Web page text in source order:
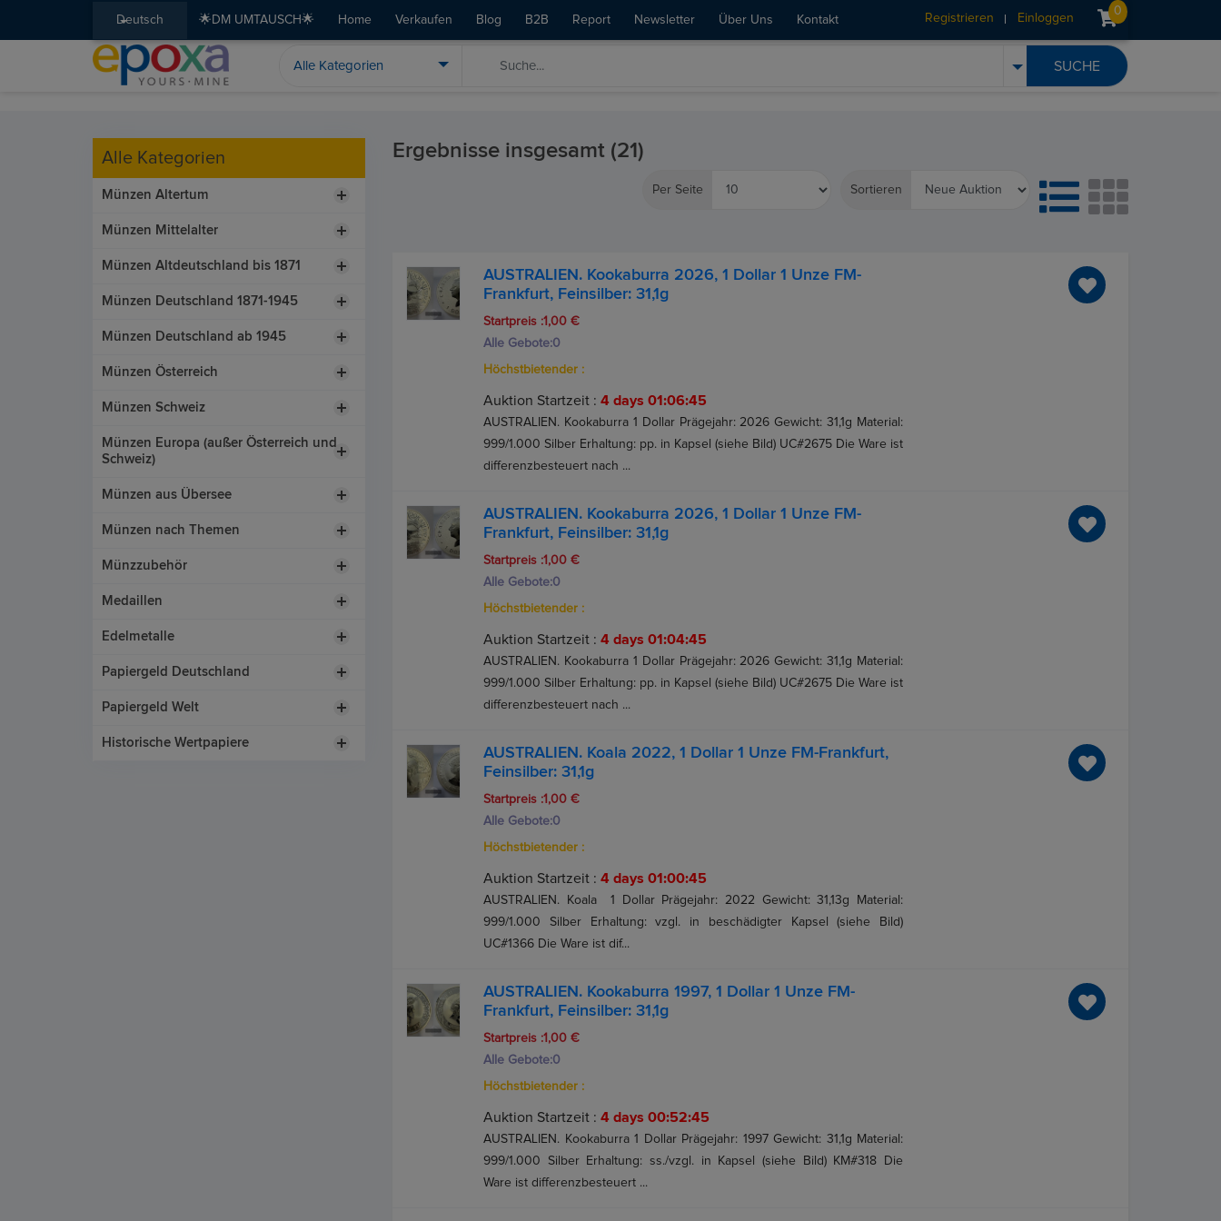
Deutsch 🌟DM UMTAUSCH🌟 Home Verkaufen Blog B2B Report Newsletter Über Uns Kontakt Registrieren Einloggen
0
Alle Kategorien
Münzen Altertum
Münzen Mittelalter
Münzen Altdeutschland bis 1871
Münzen Deutschland 1871-1945
Münzen Deutschland ab 1945
Münzen Österreich
Münzen Schweiz
Münzen Europa (außer Österreich und
Schweiz)
Münzen aus Übersee
Münzen nach Themen
Münzzubehör
Medaillen
Edelmetalle
Papiergeld Deutschland
Papiergeld Welt
Historische Wertpapiere
Ergebnisse insgesamt (21)
Per Seite Sortieren
AUSTRALIEN. Kookaburra 2026, 1 Dollar 1 Unze FM-
Frankfurt, Feinsilber: 31,1g
Startpreis :1,00 €
Alle Gebote:0
Höchstbietender :
Auktion Startzeit : 4 days 01:06:44
AUSTRALIEN. Kookaburra 1 Dollar Prägejahr: 2026 Gewicht: 31,1g Material:
999/1.000 Silber Erhaltung: pp. in Kapsel (siehe Bild) UC#2675 Die Ware ist
differenzbesteuert nach ...
AUSTRALIEN. Kookaburra 2026, 1 Dollar 1 Unze FM-
Frankfurt, Feinsilber: 31,1g
Startpreis :1,00 €
Alle Gebote:0
Höchstbietender :
Auktion Startzeit : 4 days 01:04:44
AUSTRALIEN. Kookaburra 1 Dollar Prägejahr: 2026 Gewicht: 31,1g Material:
999/1.000 Silber Erhaltung: pp. in Kapsel (siehe Bild) UC#2675 Die Ware ist
differenzbesteuert nach ...
AUSTRALIEN. Koala 2022, 1 Dollar 1 Unze FM-Frankfurt,
Feinsilber: 31,1g
Startpreis :1,00 €
Alle Gebote:0
Höchstbietender :
Auktion Startzeit : 4 days 01:00:44
AUSTRALIEN. Koala 1 Dollar Prägejahr: 2022 Gewicht: 31,13g Material:
999/1.000 Silber Erhaltung: vzgl. in beschädigter Kapsel (siehe Bild)
UC#1366 Die Ware ist dif...
AUSTRALIEN. Kookaburra 1997, 1 Dollar 1 Unze FM-
Frankfurt, Feinsilber: 31,1g
Startpreis :1,00 €
Alle Gebote:0
Höchstbietender :
Auktion Startzeit : 4 days 00:52:44
AUSTRALIEN. Kookaburra 1 Dollar Prägejahr: 1997 Gewicht: 31,1g Material:
999/1.000 Silber Erhaltung: ss./vzgl. in Kapsel (siehe Bild) KM#318 Die
Ware ist differenzbesteuert ...